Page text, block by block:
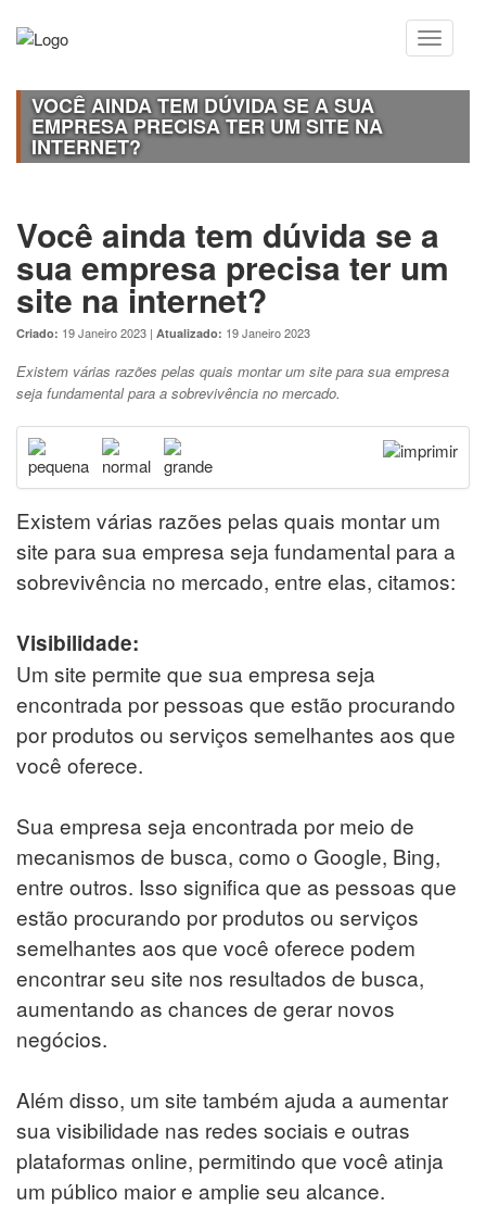
VOCÊ AINDA TEM DÚVIDA SE A SUA
EMPRESA PRECISA TER UM SITE NA
INTERNET?
Você ainda tem dúvida se a
sua empresa precisa ter um
site na internet?
Criado: 19 Janeiro 2023 | Atualizado: 19 Janeiro 2023
Existem várias razões pelas quais montar um site para sua empresa
seja fundamental para a sobrevivência no mercado.
Existem várias razões pelas quais montar um
site para sua empresa seja fundamental para a
sobrevivência no mercado, entre elas, citamos:
Visibilidade:
Um site permite que sua empresa seja
encontrada por pessoas que estão procurando
por produtos ou serviços semelhantes aos que
você oferece.
Sua empresa seja encontrada por meio de
mecanismos de busca, como o Google, Bing,
entre outros. Isso significa que as pessoas que
estão procurando por produtos ou serviços
semelhantes aos que você oferece podem
encontrar seu site nos resultados de busca,
aumentando as chances de gerar novos
negócios.
Além disso, um site também ajuda a aumentar
sua visibilidade nas redes sociais e outras
plataformas online, permitindo que você atinja
um público maior e amplie seu alcance.